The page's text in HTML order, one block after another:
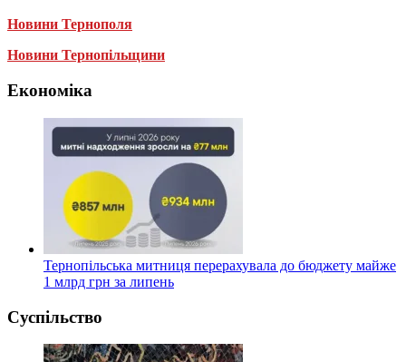
Новини Тернополя
Новини Тернопільщини
Економіка
Тернопільська митниця перерахувала до бюджету майже
1 млрд грн за липень
Суспільство